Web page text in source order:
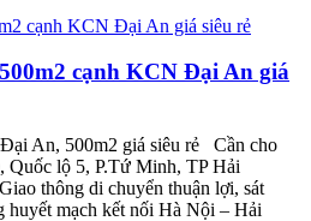
cạnh KCN Đại An giá
An, 500m2 giá siêu rẻ Cần cho
Quốc lộ 5, P.Tứ Minh, TP Hải
thông di chuyển thuận lợi, sát
huyết mạch kết nối Hà Nội – Hải